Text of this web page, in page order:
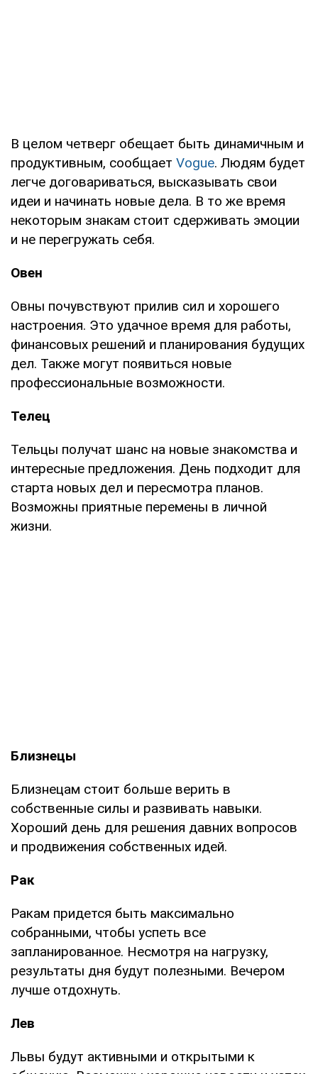
В целом четверг обещает быть динамичным и
продуктивным, сообщает Vogue. Людям будет
легче договариваться, высказывать свои
идеи и начинать новые дела. В то же время
некоторым знакам стоит сдерживать эмоции
и не перегружать себя.
Овен
Овны почувствуют прилив сил и хорошего
настроения. Это удачное время для работы,
финансовых решений и планирования будущих
дел. Также могут появиться новые
профессиональные возможности.
Телец
Тельцы получат шанс на новые знакомства и
интересные предложения. День подходит для
старта новых дел и пересмотра планов.
Возможны приятные перемены в личной
жизни.
Близнецы
Близнецам стоит больше верить в
собственные силы и развивать навыки.
Хороший день для решения давних вопросов
и продвижения собственных идей.
Рак
Ракам придется быть максимально
собранными, чтобы успеть все
запланированное. Несмотря на нагрузку,
результаты дня будут полезными. Вечером
лучше отдохнуть.
Лев
Львы будут активными и открытыми к